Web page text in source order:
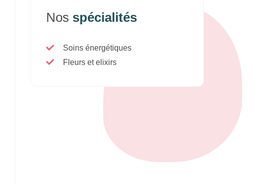
Nos spécialités
Soins énergétiques
Fleurs et elixirs